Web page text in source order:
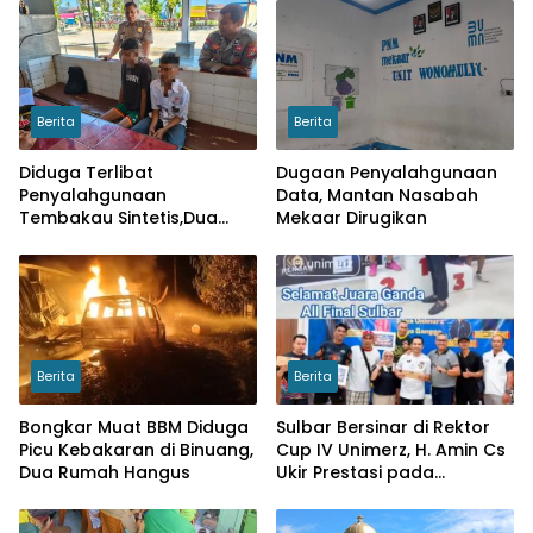
Berita
Diduga Terlibat
Penyalahgunaan
Tembakau Sintetis,Dua
Diamankan
Berita
Dugaan Penyalahgunaan
Data, Mantan Nasabah
Mekaar Dirugikan
Berita
Bongkar Muat BBM Diduga
Picu Kebakaran di Binuang,
Dua Rumah Hangus
Berita
Sulbar Bersinar di Rektor
Cup IV Unimerz, H. Amin Cs
Ukir Prestasi pada
Nasional